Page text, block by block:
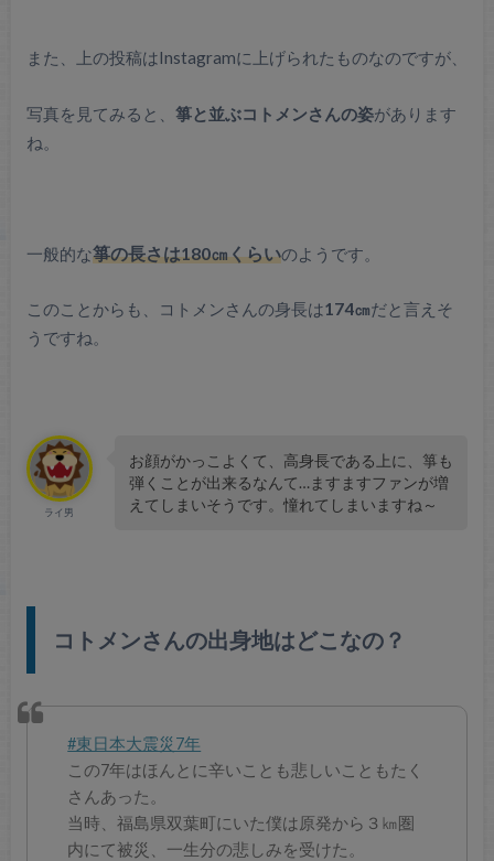
また、上の投稿はInstagramに上げられたものなのですが、
写真を見てみると、 箏と並ぶコトメンさんの姿があります
ね。
一般的な箏の長さは180㎝くらいのようです。
このことからも、コトメンさんの身長は174㎝だと言えそ
うですね。
ライ男
お顔がかっこよくて、高身長である上に、箏も
弾くことが出来るなんて…ますますファンが増
えてしまいそうです。憧れてしまいますね～
コトメンさんの出身地はどこなの？
#東日本大震災7年
この7年はほんとに辛いことも悲しいこともたく
さんあった。
当時、福島県双葉町にいた僕は原発から３㎞圏
内にて被災、一生分の悲しみを受けた。